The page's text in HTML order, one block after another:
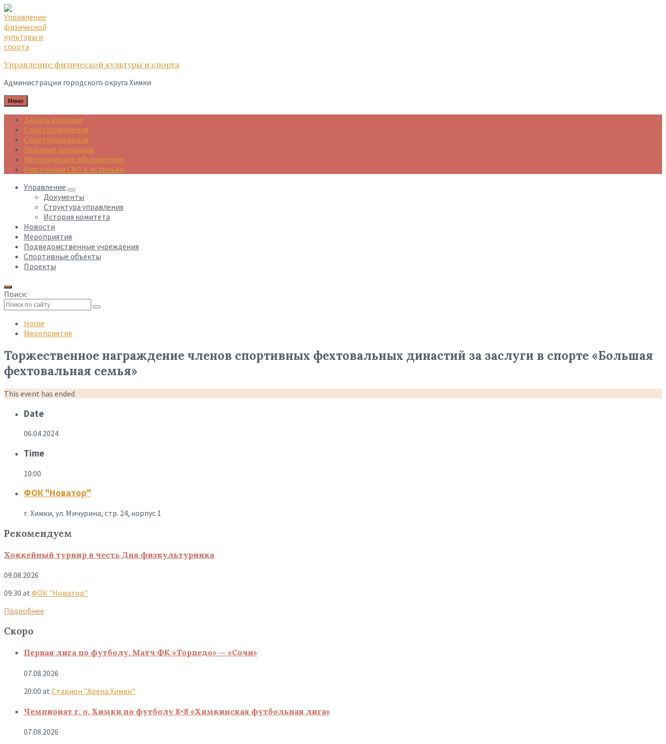
Skip
to
content
Skip
to
main
navigation
Skip
to
footer
Управление физической культуры и спорта
Администрации городского округа Химки
Меню
Запись в секции
Спортсооружения
Спортучреждения
Ледовые площадки
Методическое объединение
Участникам СВО и их семьям
Управление
Документы
Структура управления
История комитета
Новости
Мероприятия
Подведомственные учреждения
Спортивные объекты
Проекты
Поиск:
search
Home
Мероприятия
Торжественное награждение членов спортивных фехтовальных династий за заслуги в спорте «Большая
фехтовальная семья»
This event has ended
Date
06.04.2024
Time
10:00
ФОК "Новатор"
г. Химки, ул. Мичурина, стр. 24, корпус 1
Рекомендуем
Хоккейный турнир в честь Дня физкультурника
09.08.2026
09:30 at ФОК "Новатор"
Подробнее
Скоро
Первая лига по футболу. Матч ФК «Торпедо» — «Сочи»
07.08.2026
20:00 at Стадион "Арена Химки"
Чемпионат г. о. Химки по футболу 8×8 «Химкинская футбольная лига»
07.08.2026